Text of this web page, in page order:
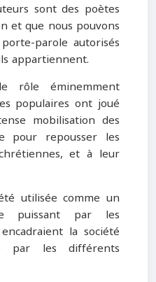
sont des poètes
et que nous pouvons
parole autorisés
appartiennent.
rôle éminemment
populaires ont joué
mobilisation des
pour repousser les
et à leur
utilisée comme un
puissant par les
la société
par les différents